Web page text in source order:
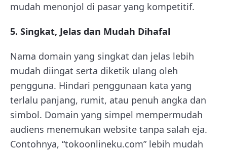
mudah menonjol di pasar yang kompetitif.
5. Singkat, Jelas dan Mudah Dihafal
Nama domain yang singkat dan jelas lebih
mudah diingat serta diketik ulang oleh
pengguna. Hindari penggunaan kata yang
terlalu panjang, rumit, atau penuh angka dan
simbol. Domain yang simpel mempermudah
audiens menemukan website tanpa salah eja.
Contohnya, “tokoonlineku.com” lebih mudah